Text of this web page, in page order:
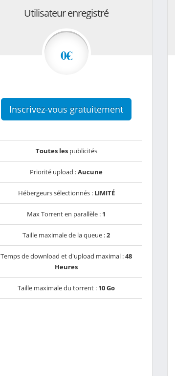
Utilisateur enregistré
0€
Inscrivez-vous gratuitement
Toutes lespublicités
Priorité upload :Aucune
Hébergeurs sélectionnés : LIMITÉ
Max Torrent en parallèle : 1
Taille maximale de la queue :2
Temps de download et d'upload maximal :48
Heures
Taille maximale du torrent : 10 Go